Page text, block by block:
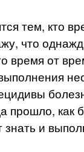
тем, кто
что
время от
прошло, как
знать и